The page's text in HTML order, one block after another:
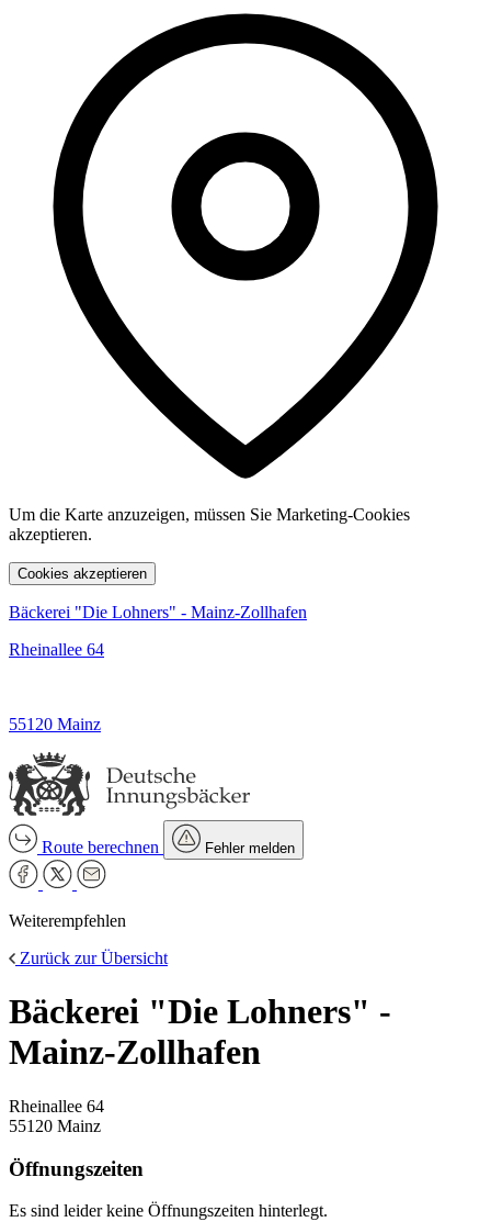
Um die Karte anzuzeigen, müssen Sie Marketing-Cookies
akzeptieren.
Cookies akzeptieren
Bäckerei "Die Lohners" - Mainz-Zollhafen
Rheinallee 64
55120 Mainz
Route berechnen Fehler melden
Weiterempfehlen
Zurück zur Übersicht
Bäckerei "Die Lohners" -
Mainz-Zollhafen
Rheinallee 64
55120 Mainz
Öffnungszeiten
Es sind leider keine Öffnungszeiten hinterlegt.